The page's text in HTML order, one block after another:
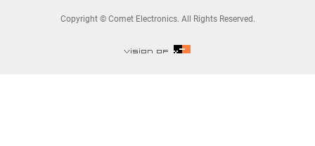
Copyright © Comet Electronics. All Rights Reserved.